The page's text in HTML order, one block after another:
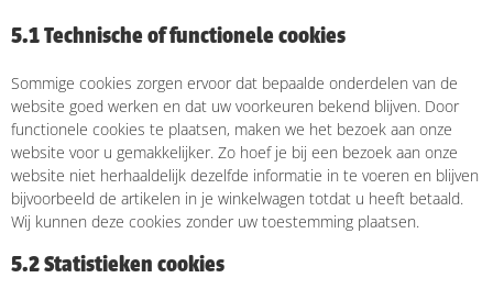
5.1 Technische of functionele cookies
Sommige cookies zorgen ervoor dat bepaalde onderdelen van de
website goed werken en dat uw voorkeuren bekend blijven. Door
functionele cookies te plaatsen, maken we het bezoek aan onze
website voor u gemakkelijker. Zo hoef je bij een bezoek aan onze
website niet herhaaldelijk dezelfde informatie in te voeren en blijven
bijvoorbeeld de artikelen in je winkelwagen totdat u heeft betaald.
Wij kunnen deze cookies zonder uw toestemming plaatsen.
5.2 Statistieken cookies